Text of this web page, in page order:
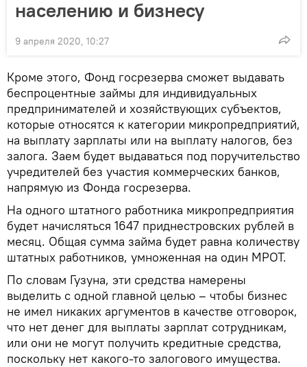
населению и бизнесу
9 апреля 2020, 10:27
Кроме этого, Фонд госрезерва сможет выдавать
беспроцентные займы для индивидуальных
предпринимателей и хозяйствующих субъектов,
которые относятся к категории микропредприятий,
на выплату зарплаты или на выплату налогов, без
залога. Заем будет выдаваться под поручительство
учредителей без участия коммерческих банков,
напрямую из Фонда госрезерва.
На одного штатного работника микропредприятия
будет начисляться 1647 приднестровских рублей в
месяц. Общая сумма займа будет равна количеству
штатных работников, умноженная на один МРОТ.
По словам Гузуна, эти средства намерены
выделить с одной главной целью – чтобы бизнес
не имел никаких аргументов в качестве отговорок,
что нет денег для выплаты зарплат сотрудникам,
или они не могут получить кредитные средства,
поскольку нет какого-то залогового имущества.